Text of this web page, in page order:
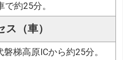
約25分。
ス（車）
梯高原ICから約25分。